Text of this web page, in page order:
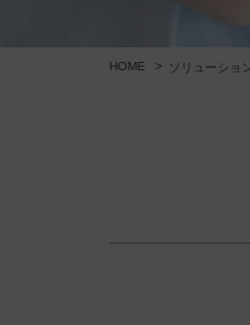
HOME ソリューショ